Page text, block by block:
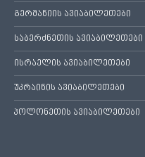
გერმანიის ავიაბილეთები
საბერძნეთის ავიაბილეთები
ისრაელის ავიაბილეთები
უკრაინის ავიაბილეთები
პოლონეთის ავიაბილეთები